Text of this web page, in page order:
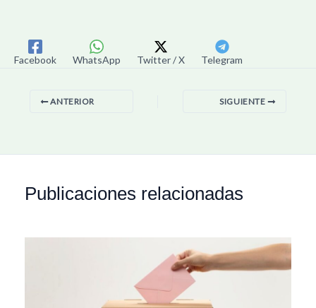
Facebook WhatsApp Twitter / X Telegram
ANTERIOR SIGUIENTE
Publicaciones relacionadas